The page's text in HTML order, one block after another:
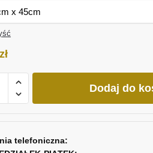
zł
Dodaj do
telefoniczna: